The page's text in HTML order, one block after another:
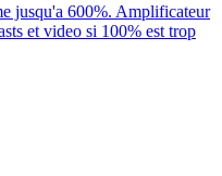
jusqu'a 600%. Amplificateur
et video si 100% est trop